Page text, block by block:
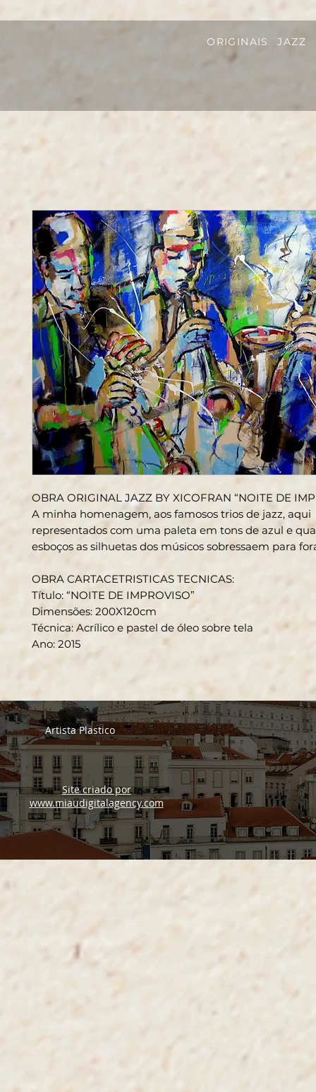
ORIGINAIS JAZZ
OBRA ORIGINAL JAZZ BY XICOFRAN “NOITE DE
A minha homenagem, aos famosos trios de jazz, aqui
representados com uma paleta em tons de azul e
esboços as silhuetas dos músicos sobressaem para
OBRA CARTACETRISTICAS TECNICAS:
Título: “NOITE DE IMPROVISO”
Dimensões: 200X120cm
Técnica: Acrílico e pastel de óleo sobre tela
Ano: 2015
Artista Plastico
Site criado por
www.miaudigitalagency.com